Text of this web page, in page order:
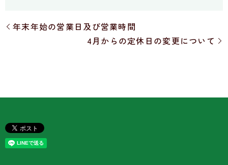
年末年始の営業日及び営業時間
4月からの定休日の変更について